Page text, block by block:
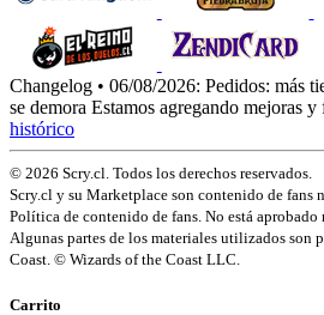
Changelog • 06/08/2026: Pedidos: más
se demora Estamos agregando mejoras y
histórico
© 2026 Scry.cl. Todos los derechos reservados.
Scry.cl y su Marketplace son contenido de fans
Política de contenido de fans. No está aprobado
Algunas partes de los materiales utilizados son
Coast. © Wizards of the Coast LLC.
Carrito